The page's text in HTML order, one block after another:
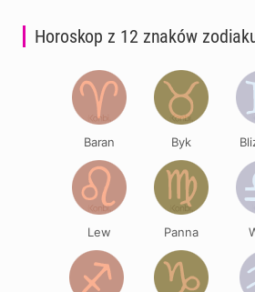
Horoskop z 12 znaków
Baran Byk
Lew Panna